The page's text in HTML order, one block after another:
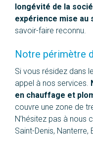
longévité de la
expérience mise au
savoir-faire reconnu.
Notre périmètre
Si vous résidez dans
appel à nos services.
en chauffage et
couvre une zone de
N’hésitez pas à nous
Saint-Denis, Nanterre,